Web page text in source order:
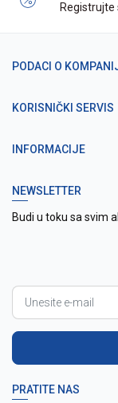
Registrujte
PODACI O
KORISNIČKI SERVIS
INFORMACIJE
NEWSLETTER
Budi u toku sa svim
PRATITE NAS